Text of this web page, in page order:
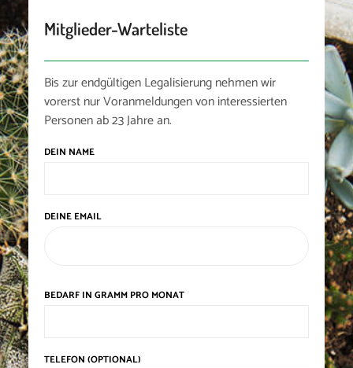
Mitglieder-Warteliste
Bis zur endgültigen Legalisierung nehmen wir
vorerst nur Voranmeldungen von interessierten
Personen ab 23 Jahre an.
DEIN NAME
DEINE EMAIL
BEDARF IN GRAMM PRO MONAT
TELEFON (OPTIONAL)